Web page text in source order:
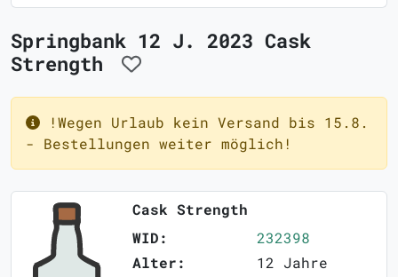
Springbank 12 J. 2023 Cask
Strength
!Wegen Urlaub kein Versand bis 15.8.
- Bestellungen weiter möglich!
Cask Strength
WID:
232398
Alter:
12 Jahre